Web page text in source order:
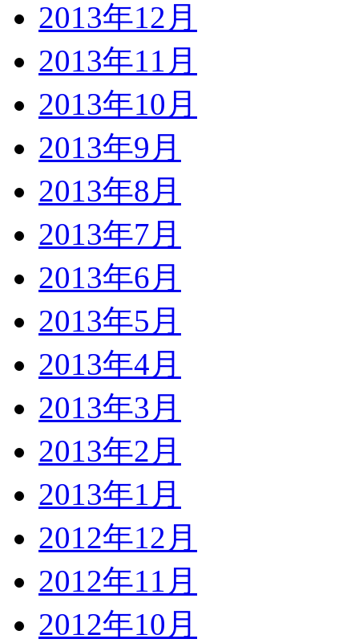
2013年12月
2013年11月
2013年10月
2013年9月
2013年8月
2013年7月
2013年6月
2013年5月
2013年4月
2013年3月
2013年2月
2013年1月
2012年12月
2012年11月
2012年10月